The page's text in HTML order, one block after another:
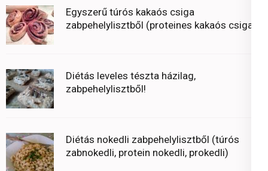
Egyszerű túrós kakaós csiga
zabpehelylisztből (proteines kakaós csiga)
Diétás leveles tészta házilag,
zabpehelylisztből!
Diétás nokedli zabpehelylisztből (túrós
zabnokedli, protein nokedli, prokedli)